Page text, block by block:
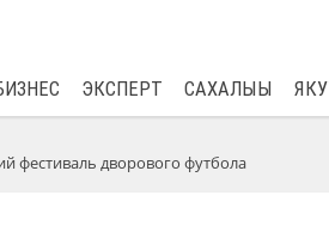
ЭКСПЕРТ САХАЛЫЫ
фестиваль дворового футбола